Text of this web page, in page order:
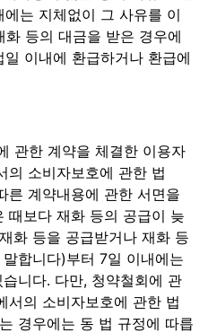
는 지체없이 그 사유를 이
등의 대금을 받은 경우에
이내에 환급하거나 환급에
관한 계약을 체결한 이용자
의 소비자보호에 관한 법
른 계약내용에 관한 서면을
때보다 재화 등의 공급이 늦
화 등을 공급받거나 재화 등
합니다)부터 7일 이내에는
니다. 다만, 청약철회에 관
서의 소비자보호에 관한 법
경우에는 동 법 규정에 따릅